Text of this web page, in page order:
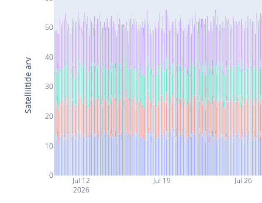
Jul 12
2026
Jul 19 Jul 26
0
10
20
30
40
50
Satelliitide arv